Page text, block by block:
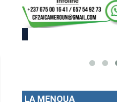
LA MENOUA